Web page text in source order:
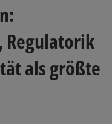
als größte